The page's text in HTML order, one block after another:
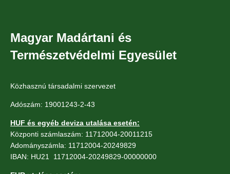
Magyar Madártani és
Természetvédelmi Egyesület
Közhasznú társadalmi szervezet
Adószám: 19001243-2-43
HUF és egyéb deviza utalása esetén:
Központi számlaszám: 11712004-20011215
Adományszámla: 11712004-20249829
IBAN: HU21 11712004-20249829-00000000